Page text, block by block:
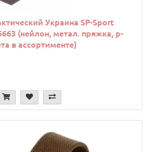
Украина SP-Sport
(нейлон, метал. пряжка, р-
в ассортименте)